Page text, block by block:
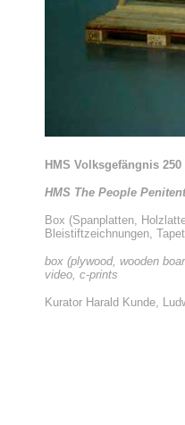
HMS Volksgefängnis 250
HMS The People
Box (Spanplatten,
Bleistiftzeichnungen,
box (plywood, wooden
video, c-prints
Kurator Harald Kunde,